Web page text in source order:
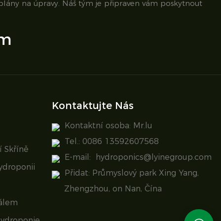
na úpravy. Náš tým je připraven vám poskytnout
Skříně
Kontaktujte Nás
Kontaktní osoba: Mr.lu
Tel.: 0086 13592607568
E-mail:
hydroponics@lyinegroup.com
Přidat: Průmyslový park Xing Yang,
Zhengzhou, on Nan, Čína